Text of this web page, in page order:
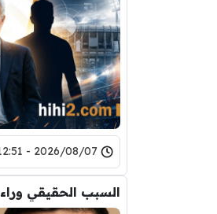
2026/08/07 - 12:51